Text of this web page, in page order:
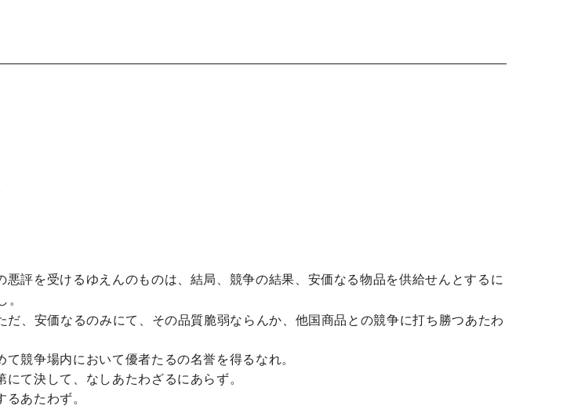
評を受けるゆえんのものは、結局、競争の結果、安価なる物品を供給せんとするに
。
だ、安価なるのみにて、その品質脆弱ならんか、他国商品との競争に打ち勝つあたわ
競争場内において優者たるの名誉を得るなれ。
て決して、なしあたわざるにあらず。
あたわず。